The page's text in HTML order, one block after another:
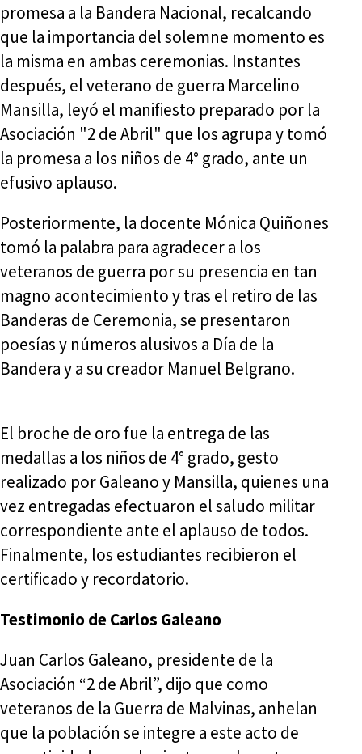
promesa a la Bandera Nacional, recalcando
que la importancia del solemne momento es
la misma en ambas ceremonias. Instantes
después, el veterano de guerra Marcelino
Mansilla, leyó el manifiesto preparado por la
Asociación "2 de Abril" que los agrupa y tomó
la promesa a los niños de 4° grado, ante un
efusivo aplauso.
Posteriormente, la docente Mónica Quiñones
tomó la palabra para agradecer a los
veteranos de guerra por su presencia en tan
magno acontecimiento y tras el retiro de las
Banderas de Ceremonia, se presentaron
poesías y números alusivos a Día de la
Bandera y a su creador Manuel Belgrano.
El broche de oro fue la entrega de las
medallas a los niños de 4° grado, gesto
realizado por Galeano y Mansilla, quienes una
vez entregadas efectuaron el saludo militar
correspondiente ante el aplauso de todos.
Finalmente, los estudiantes recibieron el
certificado y recordatorio.
Testimonio de Carlos Galeano
Juan Carlos Galeano, presidente de la
Asociación “2 de Abril”, dijo que como
veteranos de la Guerra de Malvinas, anhelan
que la población se integre a este acto de